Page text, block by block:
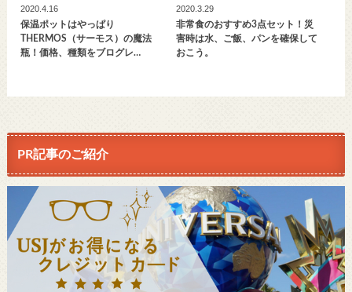
2020.4.16
保温ポットはやっぱり
THERMOS（サーモス）の魔法
瓶！価格、種類をブログレ…
2020.3.29
非常食のおすすめ3点セット！災
害時は水、ご飯、パンを確保して
おこう。
PR記事のご紹介